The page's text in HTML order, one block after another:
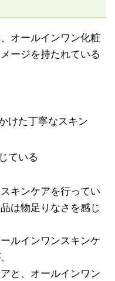
オールインワン化粧
ージを持たれている
けた丁寧なスキン
ている
キンケアを行ってい
は物足りなさを感じ
ルインワンスキンケ
と、オールインワン